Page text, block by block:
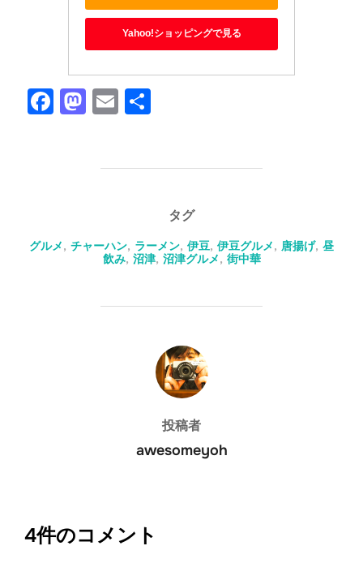
Yahoo!ショッピングで見る
F
o
M
n
E
タグ
グルメ, チャーハン, ラーメン, 伊豆, 伊豆グルメ, 唐揚げ, 昼
飲み, 沼津, 沼津グルメ, 街中華
投稿者
投稿者
awesomeyoh
4件のコメント